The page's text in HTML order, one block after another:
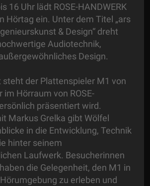
16 Uhr lädt ROSE-HANDWERK
Hörtag ein. Unter dem Titel „ars
& Design“ dreht
Audiotechnik,
Design.
der Plattenspieler M1 von
im Hörraum von ROSE-
präsentiert wird.
Markus Grelka gibt Wölfel
in die Entwicklung, Technik
hinter seinem
Laufwerk. Besucherinnen
die Gelegenheit, den M1 in
zu erleben und